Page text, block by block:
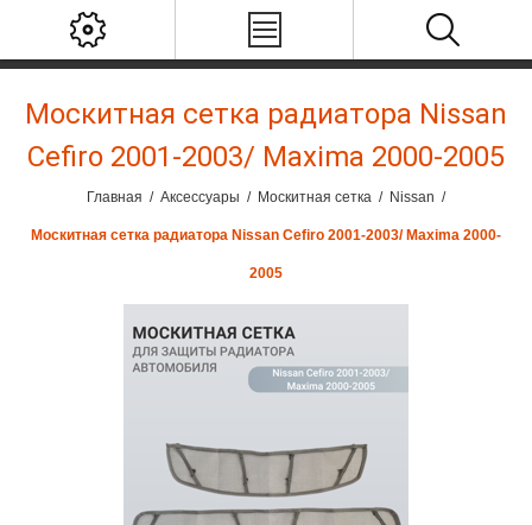
Москитная сетка радиатора Nissan
Cefiro 2001-2003/ Maxima 2000-2005
Главная / Аксессуары / Москитная сетка / Nissan /
Москитная сетка радиатора Nissan Cefiro 2001-2003/ Maxima 2000-
2005